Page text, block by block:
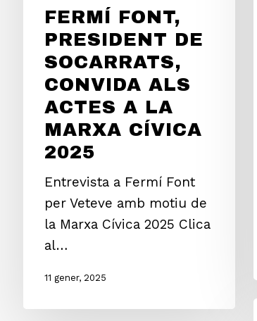
FERMÍ FONT,
PRESIDENT DE
SOCARRATS,
CONVIDA ALS
ACTES A LA
MARXA CÍVICA
2025
Entrevista a Fermí Font
per Veteve amb motiu de
la Marxa Cívica 2025 Clica
al…
11 gener, 2025